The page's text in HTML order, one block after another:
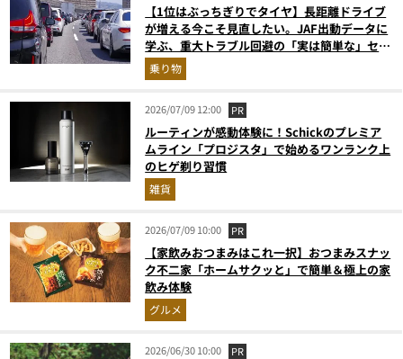
【1位はぶっちぎりでタイヤ】長距離ドライブ
が増える今こそ見直したい。JAF出動データに
学ぶ、重大トラブル回避の「実は簡単な」セル
フメンテ術
乗り物
2026/07/09 12:00 PR
ルーティンが感動体験に！Schickのプレミア
ムライン「プロジスタ」で始めるワンランク上
のヒゲ剃り習慣
雑貨
2026/07/09 10:00 PR
【家飲みおつまみはこれ一択】おつまみスナッ
ク不二家「ホームサクッと」で簡単＆極上の家
飲み体験
グルメ
2026/06/30 10:00 PR